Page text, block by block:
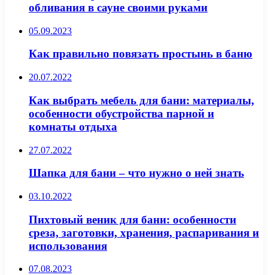
обливания в сауне своими руками
05.09.2023
Как правильно повязать простынь в баню
20.07.2022
Как выбрать мебель для бани: материалы,
особенности обустройства парной и
комнаты отдыха
27.07.2022
Шапка для бани – что нужно о ней знать
03.10.2022
Пихтовый веник для бани: особенности
среза, заготовки, хранения, распаривания и
использования
07.08.2023